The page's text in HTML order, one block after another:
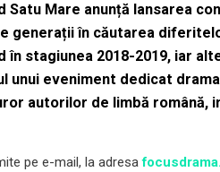
Satu Mare anunță lansarea
generații în căutarea
în stagiunea 2018-2019, iar
unui eveniment dedicat
autorilor de limbă
pe e-mail, la adresa